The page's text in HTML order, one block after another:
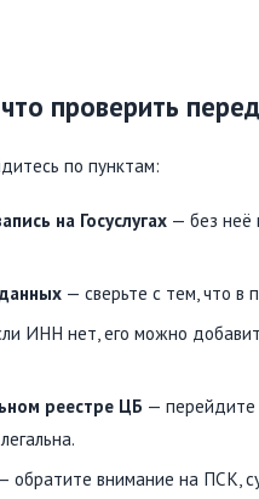
проверить
по пунктам:
на Госуслугах — без
— сверьте с тем, что в
ИНН нет, его можно
реестре ЦБ — перейдите
обратите внимание на ПСК,